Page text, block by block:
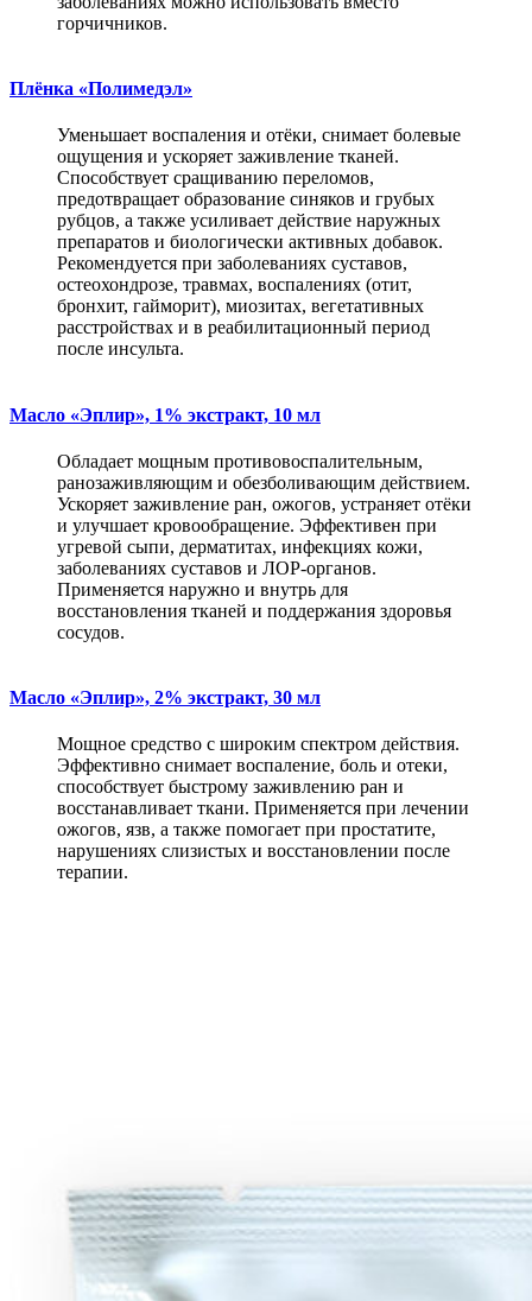
горчичников.
Плёнка «Полимедэл»
Уменьшает воспаления и отёки, снимает болевые
ощущения и ускоряет заживление тканей.
Способствует сращиванию переломов,
предотвращает образование синяков и грубых
рубцов, а также усиливает действие наружных
препаратов и биологически активных добавок.
Рекомендуется при заболеваниях суставов,
остеохондрозе, травмах, воспалениях (отит,
бронхит, гайморит), миозитах, вегетативных
расстройствах и в реабилитационный период
после инсульта.
Масло «Эплир», 1% экстракт, 10 мл
Обладает мощным противовоспалительным,
ранозаживляющим и обезболивающим действием.
Ускоряет заживление ран, ожогов, устраняет отёки
и улучшает кровообращение. Эффективен при
угревой сыпи, дерматитах, инфекциях кожи,
заболеваниях суставов и ЛОР-органов.
Применяется наружно и внутрь для
восстановления тканей и поддержания здоровья
сосудов.
Масло «Эплир», 2% экстракт, 30 мл
Мощное средство с широким спектром действия.
Эффективно снимает воспаление, боль и отеки,
способствует быстрому заживлению ран и
восстанавливает ткани. Применяется при лечении
ожогов, язв, а также помогает при простатите,
нарушениях слизистых и восстановлении после
терапии.